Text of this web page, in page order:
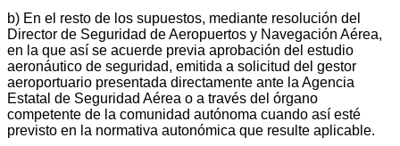
b) En el resto de los supuestos, mediante resolución del
Director de Seguridad de Aeropuertos y Navegación Aérea,
en la que así se acuerde previa aprobación del estudio
aeronáutico de seguridad, emitida a solicitud del gestor
aeroportuario presentada directamente ante la Agencia
Estatal de Seguridad Aérea o a través del órgano
competente de la comunidad autónoma cuando así esté
previsto en la normativa autonómica que resulte aplicable.